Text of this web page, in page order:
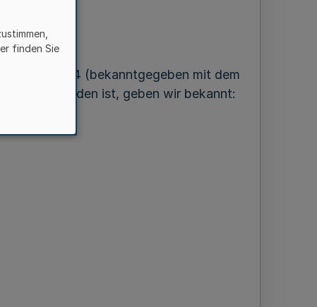
1974 (bekanntgegeben mit dem
worden ist, geben wir bekannt:
finden Sie